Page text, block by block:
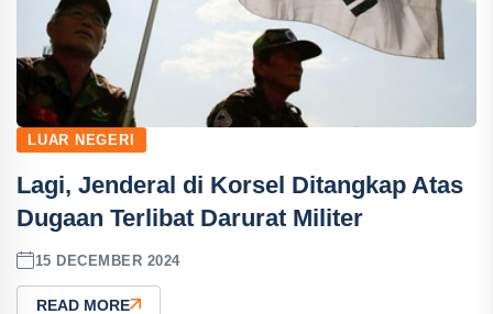
LUAR NEGERI
Lagi, Jenderal di Korsel Ditangkap Atas
Dugaan Terlibat Darurat Militer
15 DECEMBER 2024
READ MORE